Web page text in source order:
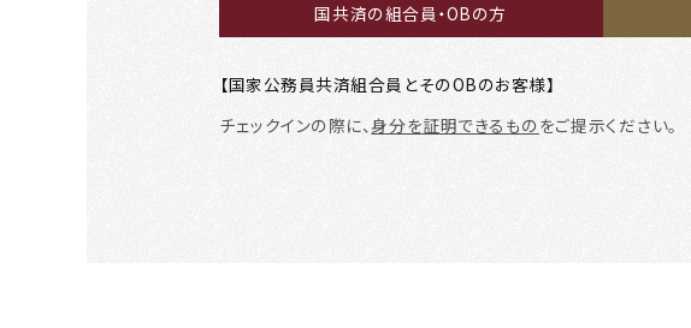
国共済の組合員・OBの方
【国家公務員共済組合員とそのOBのお客様】
チェックインの際に、身分を証明できるものをご提示ください。